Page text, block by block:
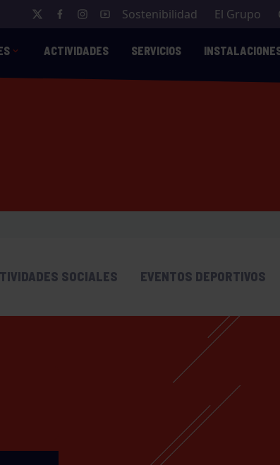
Sostenibilidad El Grupo
ACTIVIDADES SERVICIOS
SOCIALES EVENTOS DEPORTIVOS